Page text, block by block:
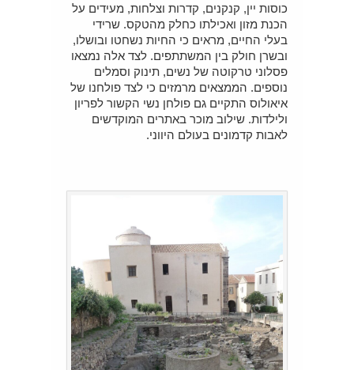
כוסות יין, קנקנים, קדרות וצלחות, מעידים על
הכנת מזון ואכילתו כחלק מהטקס. שרידי
בעלי החיים, מראים כי החיות נשחטו ובושלו,
ובשרן חולק בין המשתתפים. לצד אלה נמצאו
פסלוני טרקוטה של נשים, תינוק וסמלים
נוספים. הממצאים מרמזים כי לצד פולחנו של
איאולוס התקיים גם פולחן נשי הקשור לפריון
ולילדות. שילוב מוכר באתרים המוקדשים
לאבות קדמונים בעולם היווני.